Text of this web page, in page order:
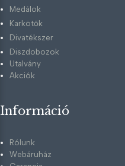
Medálok
Karkötők
Divatékszer
Diszdobozok
Utalvány
Akciók
Információ
Rólunk
Webáruház